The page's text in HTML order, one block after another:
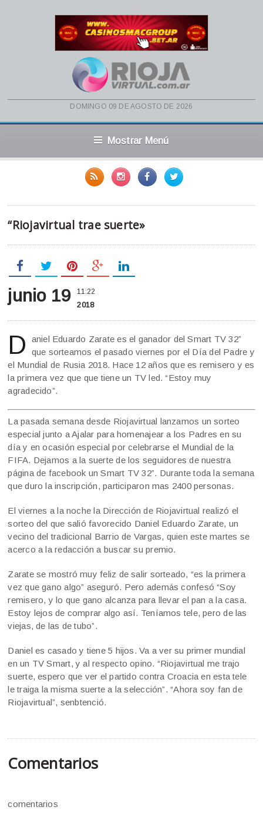
domingo 09 de agosto de 2026
Mostrar Menú
“Riojavirtual trae suerte»
junio 19 11:22
2018
D
aniel Eduardo Zarate es el ganador del Smart TV 32”
que sorteamos el pasado viernes por el Día del Padre y
el Mundial de Rusia 2018. Hace 12 años que es remisero y es
la primera vez que que tiene un TV led. “Estoy muy
agradecido”.
La pasada semana desde Riojavirtual lanzamos un sorteo
especial junto a Ajalar para homenajear a los Padres en su
día y en ocasión especial por celebrarse el Mundial de la
FIFA. Dejamos a la suerte de los seguidores de nuestra
página de facebook un Smart TV 32”. Durante toda la semana
que duro la inscripción, participaron mas 2400 personas.
El viernes a la noche la Dirección de Riojavirtual realizó el
sorteo del que salió favorecido Daniel Eduardo Zarate, un
vecino del tradicional Barrio de Vargas, quien este martes se
acerco a la redacción a buscar su premio.
Zarate se mostró muy feliz de salir sorteado, “es la primera
vez que gano algo” aseguró. Pero además confesó “Soy
remisero, y lo que gano alcanza para llevar el pan a la casa.
Estoy lejos de comprar algo así. Teníamos tele, pero de las
viejas, de las de tubo”.
Daniel es casado y tiene 5 hijos. Va a ver su primer mundial
en un TV Smart, y al respecto opino. “Riojavirtual me trajo
suerte, espero que ver el partido contra Croacia en esta tele
le traiga la misma suerte a la selección”. “Ahora soy fan de
Riojavirtual”, senbtenció.
Comentarios
comentarios